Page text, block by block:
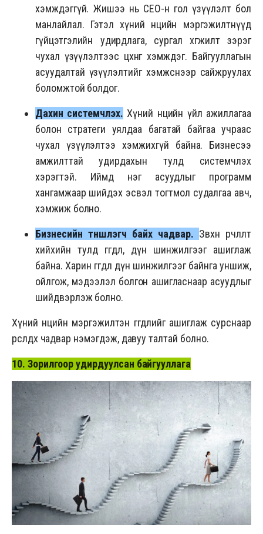
хэмждэггүй. Жишээ нь CEO-н гол үзүүлэлт бол
манлайлал. Гэтэл хүний нөөцийн мэргэжилтнүүд
гүйцэтгэлийн удирдлага, сургал хөгжилт зэрэг
чухал үзүүлэлтээс цөөхөнг хэмждэг. Байгууллагын
асуудалтай үзүүлэлтийг хэмжснээр сайжруулах
боломжтой болдог.
Дахин системчлэх. Хүний нөөцийн үйл ажиллагаа
болон стратеги уялдаа багатай байгаа учраас
чухал үзүүлэлтээ хэмжихгүй байна. Бизнесээ
амжилттай удирдахын тулд системчлэх
хэрэгтэй. Иймд нэг асуудлыг программ
хангамжаар шийдэх эсвэл тогтмол судалгаа авч,
хэмжиж болно.
Бизнесийн түншлэгч байх чадвар. Зөвхөн өөрчлөлт
хийхийн тулд өгөгдөл, дүн шинжилгээг ашиглаж
байна. Харин өгөгдөл дүн шинжилгээг байнга уншиж,
ойлгож, мэдээлэл болгон ашигласнаар асуудлыг
шийдвэрлэж болно.
Хүний нөөцийн мэргэжилтэн өгөгдлийг ашиглаж сурснаар
өрсөлдөх чадвар нэмэгдэж, давуу талтай болно.
10. Зорилгоор удирдуулсан байгууллага